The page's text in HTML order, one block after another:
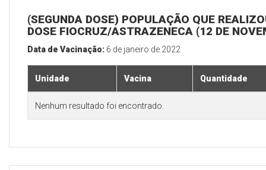
(SEGUNDA DOSE) POPULAÇÃO QUE
DOSE FIOCRUZ/ASTRAZENECA (12 DE
Data de Vacinação: 6 de janeiro de 2022
Unidade Vacina Quantidade
Nenhum resultado foi encontrado.